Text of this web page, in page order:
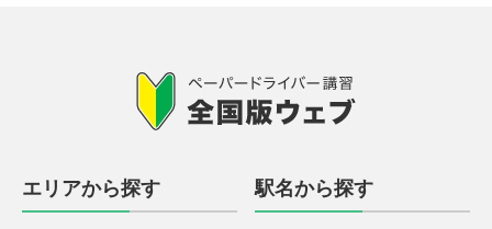
エリアから探す 駅名から探す